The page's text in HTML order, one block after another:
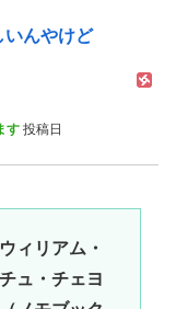
いんやけど
す 投稿日
ィリアム・
ュ・チェヨ